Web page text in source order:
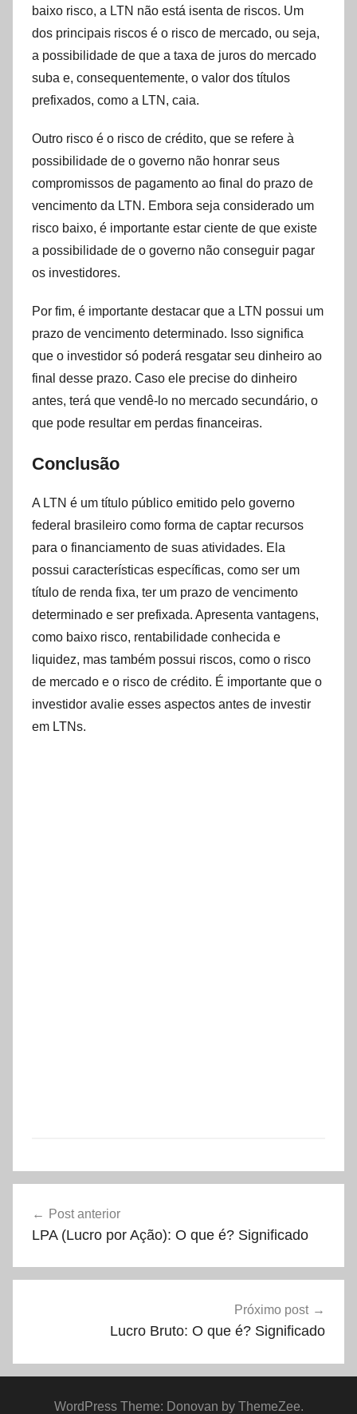
baixo risco, a LTN não está isenta de riscos. Um
dos principais riscos é o risco de mercado, ou seja,
a possibilidade de que a taxa de juros do mercado
suba e, consequentemente, o valor dos títulos
prefixados, como a LTN, caia.
Outro risco é o risco de crédito, que se refere à
possibilidade de o governo não honrar seus
compromissos de pagamento ao final do prazo de
vencimento da LTN. Embora seja considerado um
risco baixo, é importante estar ciente de que existe
a possibilidade de o governo não conseguir pagar
os investidores.
Por fim, é importante destacar que a LTN possui um
prazo de vencimento determinado. Isso significa
que o investidor só poderá resgatar seu dinheiro ao
final desse prazo. Caso ele precise do dinheiro
antes, terá que vendê-lo no mercado secundário, o
que pode resultar em perdas financeiras.
Conclusão
A LTN é um título público emitido pelo governo
federal brasileiro como forma de captar recursos
para o financiamento de suas atividades. Ela
possui características específicas, como ser um
título de renda fixa, ter um prazo de vencimento
determinado e ser prefixada. Apresenta vantagens,
como baixo risco, rentabilidade conhecida e
liquidez, mas também possui riscos, como o risco
de mercado e o risco de crédito. É importante que o
investidor avalie esses aspectos antes de investir
em LTNs.
de
Post anterior
LPA (Lucro por Ação): O que é? Significado
Próximo post
Lucro Bruto: O que é? Significado
WordPress Theme: Donovan by ThemeZee.